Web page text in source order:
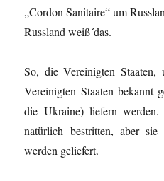
„Cordon Sanitaire“ um
Russland weiß´das.
So, die Vereinigten Staaten,
Vereinigten Staaten bekannt
die Ukraine) liefern
natürlich bestritten, aber
werden geliefert.